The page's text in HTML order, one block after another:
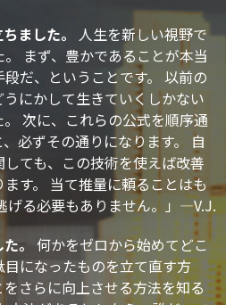
ました。
人生を新しい視野で
まず、豊かであることが本当
だ、ということです。 以前の
にかして生きていくしかない
次に、これらの公式を順序通
必ずその通りになります。 自
ても、この技術を使えば改善
す。 当て推量に頼ることはも
げる必要もありません。」—V.J.
。 何かをゼロから始めてどこ
になったものを立て直す方
さらに向上させる方法を知る